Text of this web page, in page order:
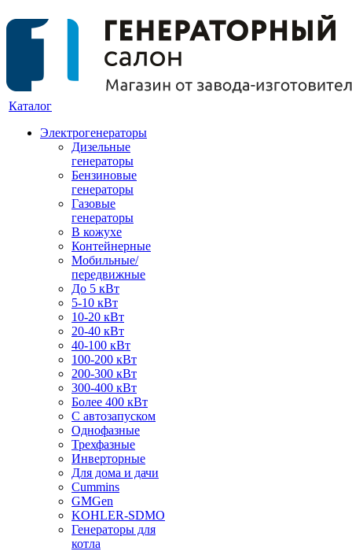
Каталог
Электрогенераторы
Дизельные
генераторы
Бензиновые
генераторы
Газовые
генераторы
В кожухе
Контейнерные
Мобильные/
передвижные
До 5 кВт
5-10 кВт
10-20 кВт
20-40 кВт
40-100 кВт
100-200 кВт
200-300 кВт
300-400 кВт
Более 400 кВт
С автозапуском
Однофазные
Трехфазные
Инверторные
Для дома и дачи
Cummins
GMGen
KOHLER-SDMO
Генераторы для
котла